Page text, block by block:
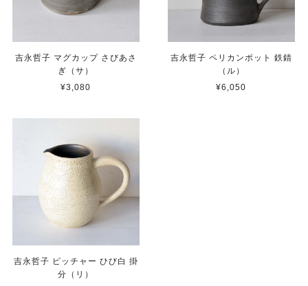
吉永哲子 マグカップ さびあさ
ぎ（サ）
¥3,080
吉永哲子 ペリカンポット 鉄錆
（ル）
¥6,050
吉永哲子 ピッチャー ひび白 掛
分（リ）